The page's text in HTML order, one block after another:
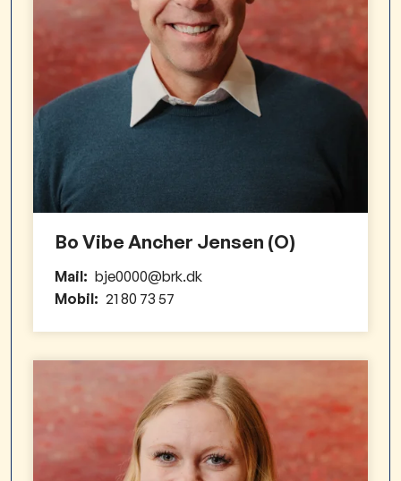
Bo Vibe Ancher Jensen (O)
Mail: bje0000@brk.dk
Mobil: 21 80 73 57